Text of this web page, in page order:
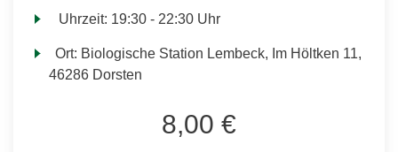
Uhrzeit: 19:30 - 22:30 Uhr
Ort: Biologische Station Lembeck, Im Höltken 11,
46286 Dorsten
8,00 €